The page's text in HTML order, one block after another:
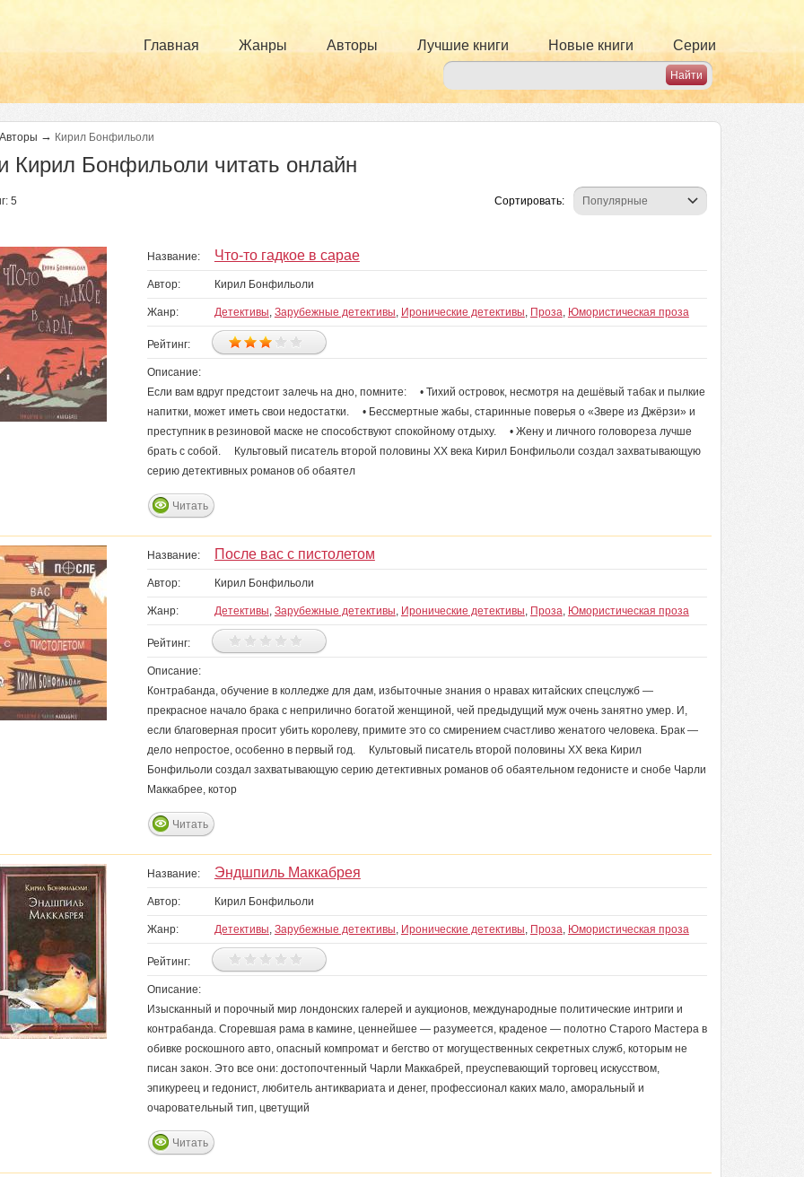
Главная Жанры Авторы Лучшие книги Новые книги Серии
→ Кирил Бонфильоли
Кирил Бонфильоли читать онлайн
5 Сортировать:
Название: Что-то гадкое в сарае
Автор: Кирил Бонфильоли
Жанр: Детективы, Зарубежные детективы, Иронические детективы, Проза, Юмористическая проза
Рейтинг:
Описание:
Если вам вдруг предстоит залечь на дно, помните: • Тихий островок, несмотря на дешёвый табак и пылкие
напитки, может иметь свои недостатки. • Бессмертные жабы, старинные поверья о «Звере из Джёрзи» и
преступник в резиновой маске не способствуют спокойному отдыху. • Жену и личного головореза лучше
брать с собой. Культовый писатель второй половины XX века Кирил Бонфильоли создал захватывающую
серию детективных романов об обаятел
Читать
Название: После вас с пистолетом
Автор: Кирил Бонфильоли
Жанр: Детективы, Зарубежные детективы, Иронические детективы, Проза, Юмористическая проза
Рейтинг:
Описание:
Контрабанда, обучение в колледже для дам, избыточные знания о нравах китайских спецслужб —
прекрасное начало брака с неприлично богатой женщиной, чей предыдущий муж очень занятно умер. И,
если благоверная просит убить королеву, примите это со смирением счастливо женатого человека. Брак —
дело непростое, особенно в первый год. Культовый писатель второй половины XX века Кирил
Бонфильоли создал захватывающую серию детективных романов об обаятельном гедонисте и снобе Чарли
Маккабрее, котор
Читать
Название: Эндшпиль Маккабрея
Автор: Кирил Бонфильоли
Жанр: Детективы, Зарубежные детективы, Иронические детективы, Проза, Юмористическая проза
Рейтинг:
Описание:
Изысканный и порочный мир лондонских галерей и аукционов, международные политические интриги и
контрабанда. Сгоревшая рама в камине, ценнейшее — разумеется, краденое — полотно Старого Мастера в
обивке роскошного авто, опасный компромат и бегство от могущественных секретных служб, которым не
писан закон. Это все они: достопочтенный Чарли Маккабрей, преуспевающий торговец искусством,
эпикуреец и гедонист, любитель антиквариата и денег, профессионал каких мало, аморальный и
очаровательный тип, цветущий
Читать